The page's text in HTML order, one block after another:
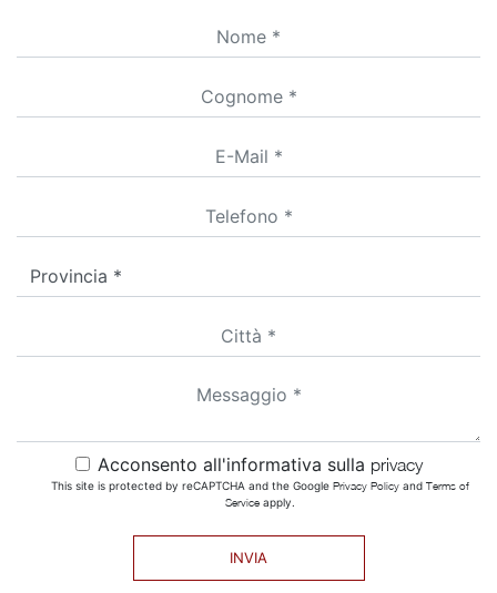
Acconsento all'informativa sulla privacy
This site is protected by reCAPTCHA and the Google Privacy Policyand Terms of
Serviceapply.
INVIA